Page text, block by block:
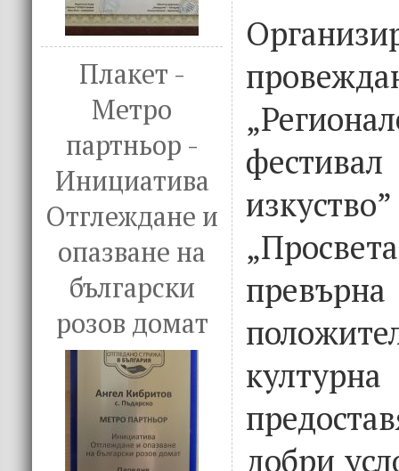
Плакет -
Метро
партньор -
Инициатива
Отглеждане и
опазване на
български
розов домат
добри